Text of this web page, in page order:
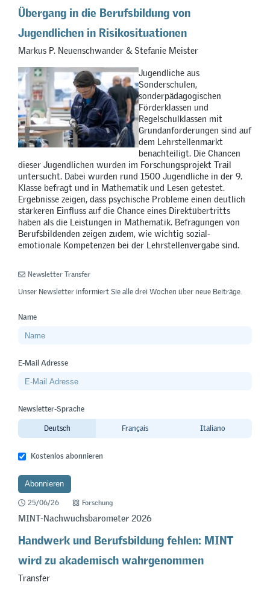
Übergang in die Berufsbildung von
Jugendlichen in Risikosituationen
Markus P. Neuenschwander & Stefanie Meister
Jugendliche aus
Sonderschulen,
sonderpädagogischen
Förderklassen und
Regelschulklassen mit
Grundanforderungen sind auf
dem Lehrstellenmarkt
benachteiligt. Die Chancen
dieser Jugendlichen wurden im Forschungsprojekt Trail
untersucht. Dabei wurden rund 1500 Jugendliche in der 9.
Klasse befragt und in Mathematik und Lesen getestet.
Ergebnisse zeigen, dass psychische Probleme einen deutlich
stärkeren Einfluss auf die Chance eines Direktübertritts
haben als die Leistungen in Mathematik. Befragungen von
Berufsbildenden zeigen zudem, wie wichtig sozial-
emotionale Kompetenzen bei der Lehrstellenvergabe sind.
Newsletter Transfer
Unser Newsletter informiert Sie alle drei Wochen über neue Beiträge.
Name
E-Mail Adresse
Newsletter-Sprache
Deutsch
Français Italiano
Kostenlos abonnieren
25/06/26 Forschung
MINT-Nachwuchsbarometer 2026
Handwerk und Berufsbildung fehlen: MINT
wird zu akademisch wahrgenommen
Transfer